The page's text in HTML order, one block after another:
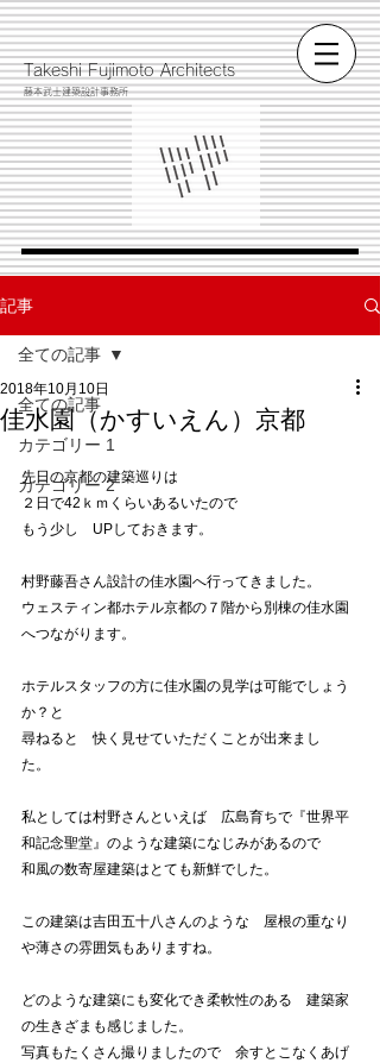
​Takeshi Fujimoto Architects
藤本武士建築設計事務所
記事
全ての記事
カテゴリー 1
カテゴリー 2
全ての記事
佳水園（かすいえん）京都
2018年10月10日
先日の京都の建築巡りは
２日で42ｋｍくらいあるいたので
もう少し　UPしておきます。
村野藤吾さん設計の佳水園へ行ってきました。
ウェスティン都ホテル京都の７階から別棟の佳水園
へつながります。
ホテルスタッフの方に佳水園の見学は可能でしょう
か？と
尋ねると　快く見せていただくことが出来まし
た。
私としては村野さんといえば　広島育ちで『世界平
和記念聖堂』のような建築になじみがあるので
和風の数寄屋建築はとても新鮮でした。
この建築は吉田五十八さんのような　屋根の重なり
や薄さの雰囲気もありますね。
どのような建築にも変化でき柔軟性のある　建築家
の生きざまも感じました。
写真もたくさん撮りましたので　余すとこなくあげ